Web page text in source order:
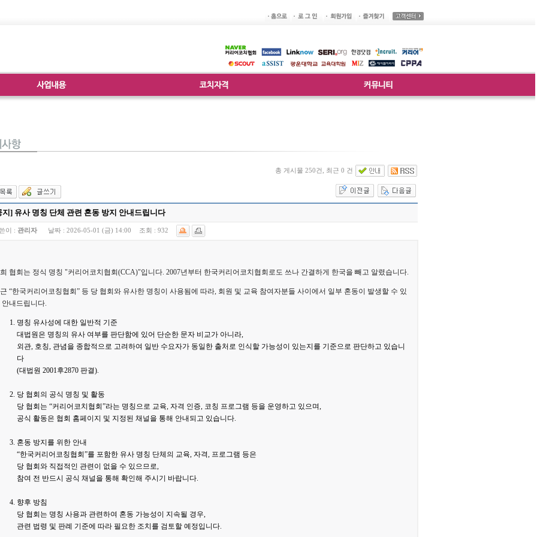
총 게시물 250건, 최근 0 건
지] 유사 명칭 단체 관련 혼동 방지 안내드립니다
이 : 관리자 날짜 : 2026-05-01 (금) 14:00 조회 : 932
협회는 정식 명칭 "커리어코치협회(CCA)"입니다. 2007년부터 한국커리어코치협회로도 쓰나 간결하게 한국을 빼고 알렸습니다.
“한국커리어코칭협회” 등 당 협회와 유사한 명칭이 사용됨에 따라, 회원 및 교육 참여자분들 사이에서 일부 혼동이 발생할 수 있
안내드립니다.
명칭 유사성에 대한 일반적 기준
대법원은 명칭의 유사 여부를 판단함에 있어 단순한 문자 비교가 아니라,
외관, 호칭, 관념을 종합적으로 고려하여 일반 수요자가 동일한 출처로 인식할 가능성이 있는지를 기준으로 판단하고 있습니
다
(대법원 2001후2870 판결).
당 협회의 공식 명칭 및 활동
당 협회는 “커리어코치협회”라는 명칭으로 교육, 자격 인증, 코칭 프로그램 등을 운영하고 있으며,
공식 활동은 협회 홈페이지 및 지정된 채널을 통해 안내되고 있습니다.
혼동 방지를 위한 안내
“한국커리어코칭협회”를 포함한 유사 명칭 단체의 교육, 자격, 프로그램 등은
당 협회와 직접적인 관련이 없을 수 있으므로,
참여 전 반드시 공식 채널을 통해 확인해 주시기 바랍니다.
향후 방침
당 협회는 명칭 사용과 관련하여 혼동 가능성이 지속될 경우,
관련 법령 및 판례 기준에 따라 필요한 조치를 검토할 예정입니다.